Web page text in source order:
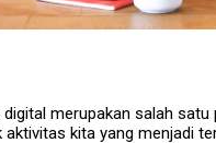
merupakan salah
aktivitas kita yang menjadi